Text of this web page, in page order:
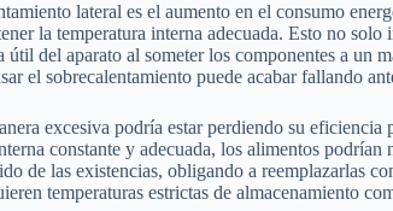
lateral es el aumento en el consumo
la temperatura interna adecuada. Esto no solo
del aparato al someter los componentes a un
el sobrecalentamiento puede acabar fallando
excesiva podría estar perdiendo su eficiencia
constante y adecuada, los alimentos podrían
de las existencias, obligando a reemplazarlas
temperaturas estrictas de almacenamiento